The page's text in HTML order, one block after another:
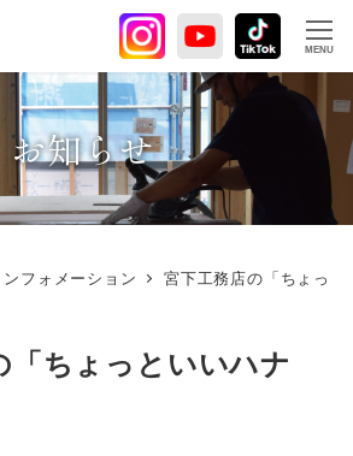
MENU
お知らせ
ンフォメーション
宮下工務店の「ちょっ
「ちょっといいハナ